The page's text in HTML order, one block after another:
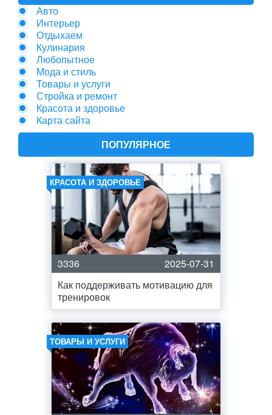
Авто
Интерьер
Отдыхаем
Кулинария
Любопытное
Мода и стиль
Товары и услуги
Стройка и ремонт
Красота и здоровье
Карта сайта
ПОПУЛЯРНОЕ
КРАСОТА И ЗДОРОВЬЕ
3336
2025-07-31
Как поддерживать мотивацию для
тренировок
ТОВАРЫ И УСЛУГИ